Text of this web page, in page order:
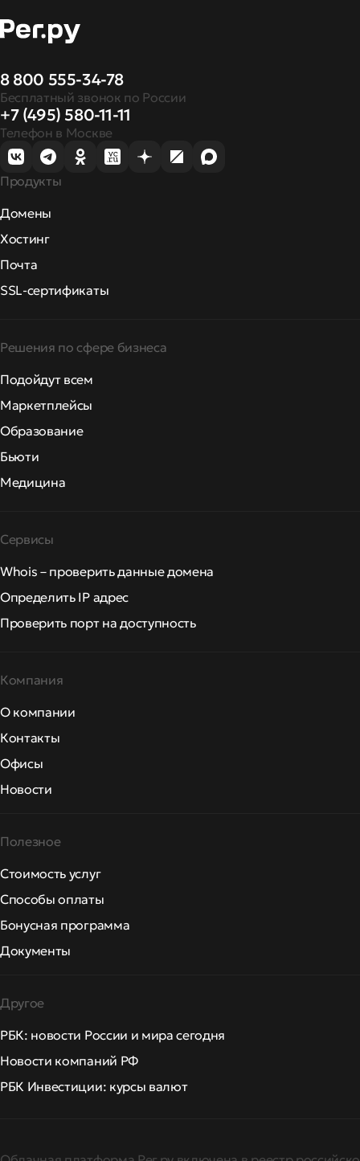
8 800 555-34-78
Бесплатный звонок по России
+7 (495) 580-11-11
Телефон в Москве
Продукты
Домены
Хостинг
Почта
SSL-сертификаты
Решения по сфере бизнеса
Подойдут всем
Маркетплейсы
Образование
Бьюти
Медицина
Сервисы
Whois – проверить данные домена
Определить IP адрес
Проверить порт на доступность
Компания
О компании
Контакты
Офисы
Новости
Полезное
Стоимость услуг
Способы оплаты
Бонусная программа
Документы
Другое
РБК: новости России и мира сегодня
Новости компаний РФ
РБК Инвестиции: курсы валют